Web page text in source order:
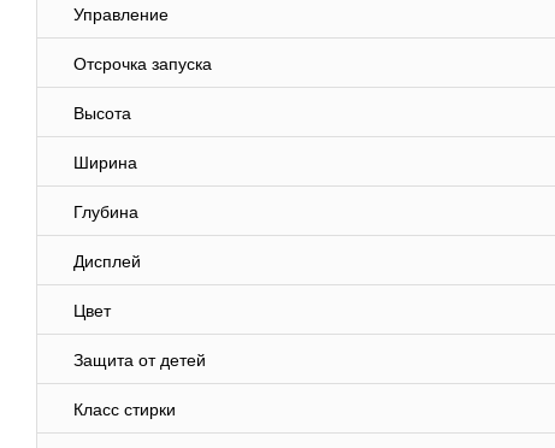
Управление
Отсрочка запуска
Высота
Ширина
Глубина
Дисплей
Цвет
Защита от детей
Класс стирки